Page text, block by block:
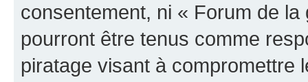
consentement, ni « Forum de
pourront être tenus comme
piratage visant à compromettre